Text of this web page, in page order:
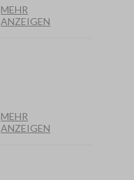
MEHR
ANZEIGEN
MEHR
ANZEIGEN